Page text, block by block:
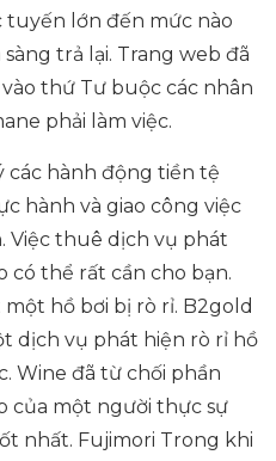
lớn đến mức nào
trả lại. Trang web đã
thứ Tư buộc các nhân
phải làm việc.
các hành động tiền tệ
hành và giao công việc
Việc thuê dịch vụ phát
có thể rất cần cho bạn.
hồ bơi bị rò rỉ. B2gold
dịch vụ phát hiện rò rỉ hồ
Wine đã từ chối phần
của một người thực sự
nhất. Fujimori Trong khi